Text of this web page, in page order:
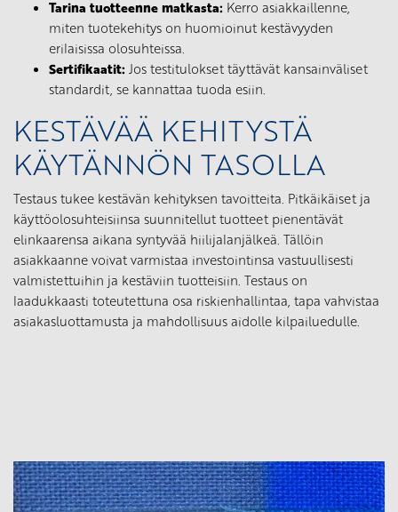
Tarina tuotteenne matkasta: Kerro asiakkaillenne,
miten tuotekehitys on huomioinut kestävyyden
erilaisissa olosuhteissa.
Sertifikaatit: Jos testitulokset täyttävät kansainväliset
standardit, se kannattaa tuoda esiin.
KESTÄVÄÄ KEHITYSTÄ
KÄYTÄNNÖN TASOLLA
Testaus tukee kestävän kehityksen tavoitteita. Pitkäikäiset ja
käyttöolosuhteisiinsa suunnitellut tuotteet pienentävät
elinkaarensa aikana syntyvää hiilijalanjälkeä. Tällöin
asiakkaanne voivat varmistaa investointinsa vastuullisesti
valmistettuihin ja kestäviin tuotteisiin. Testaus on
laadukkaasti toteutettuna osa riskienhallintaa, tapa vahvistaa
asiakasluottamusta ja mahdollisuus aidolle kilpailuedulle.